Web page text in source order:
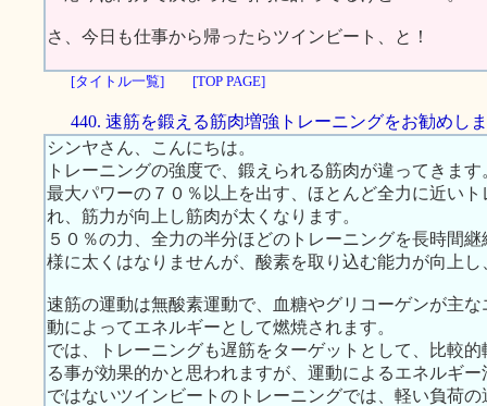
さ、今日も仕事から帰ったらツインビート、と！
[タイトル一覧] [TOP PAGE]
440. 速筋を鍛える筋肉増強トレーニングをお勧めし
シンヤさん、こんにちは。
トレーニングの強度で、鍛えられる筋肉が違ってきます
最大パワーの７０％以上を出す、ほとんど全力に近い
れ、筋力が向上し筋肉が太くなります。
５０％の力、全力の半分ほどのトレーニングを長時間
様に太くはなりませんが、酸素を取り込む能力が向上
速筋の運動は無酸素運動で、血糖やグリコーゲンが主
動によってエネルギーとして燃焼されます。
では、トレーニングも遅筋をターゲットとして、比較
る事が効果的かと思われますが、運動によるエネルギ
ではないツインビートのトレーニングでは、軽い負荷